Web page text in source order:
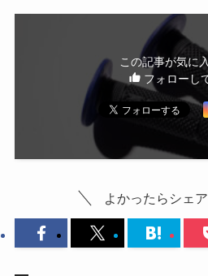
この記事が気に
フォローし
よかったらシェ